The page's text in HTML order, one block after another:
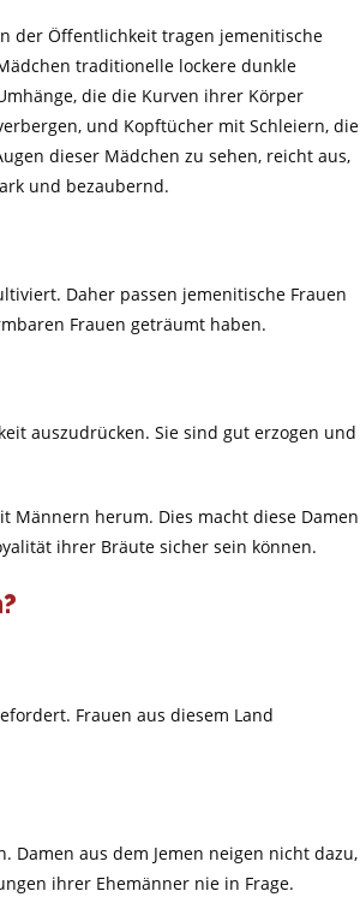
der Öffentlichkeit tragen jemenitische
traditionelle lockere dunkle
die die Kurven ihrer Körper
und Kopftücher mit Schleiern, die
dieser Mädchen zu sehen, reicht aus,
und bezaubernd.
Daher passen jemenitische Frauen
Frauen geträumt haben.
auszudrücken. Sie sind gut erzogen und
Männern herum. Dies macht diese Damen
ihrer Bräute sicher sein können.
Frauen aus diesem Land
aus dem Jemen neigen nicht dazu,
ihrer Ehemänner nie in Frage.